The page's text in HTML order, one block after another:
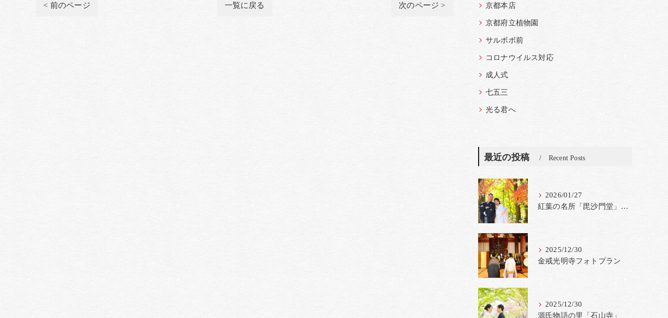
< 前のページ 一覧に戻る 次のページ > 京都本店
京都府立植物園
サルボボ前
コロナウイルス対応
成人式
七五三
光る君へ
最近の投稿 Recent Posts
2026/01/27
紅葉の名所「毘沙門堂」撮影料金改定
2025/12/30
金戒光明寺フォトプラン
2025/12/30
源氏物語の里「石山寺」